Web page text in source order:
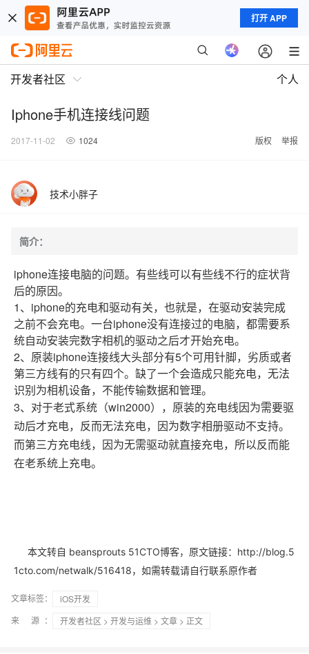
打开 APP
开发者社区 个人
Iphone手机连接线问题
2017-11-02 1024 版权 举报
技术小胖子
简介：
iphone连接电脑的问题。有些线可以有些线不行的症状背
后的原因。
1、iphone的充电和驱动有关，也就是，在驱动安装完成
之前不会充电。一台iphone没有连接过的电脑，都需要系
统自动安装完数字相机的驱动之后才开始充电。
2、原装iphone连接线大头部分有5个可用针脚，劣质或者
第三方线有的只有四个。缺了一个会造成只能充电，无法
识别为相机设备，不能传输数据和管理。
3、对于老式系统（win2000），原装的充电线因为需要驱
动后才充电，反而无法充电，因为数字相册驱动不支持。
而第三方充电线，因为无需驱动就直接充电，所以反而能
在老系统上充电。
本文转自 beansprouts 51CTO博客，原文链接： http://blog.5
1cto.com/netwalk/516418，如需转载请自行联系原作者
文章标签：
iOS开发
来 源：
开发者社区 > 开发与运维 > 文章 > 正文